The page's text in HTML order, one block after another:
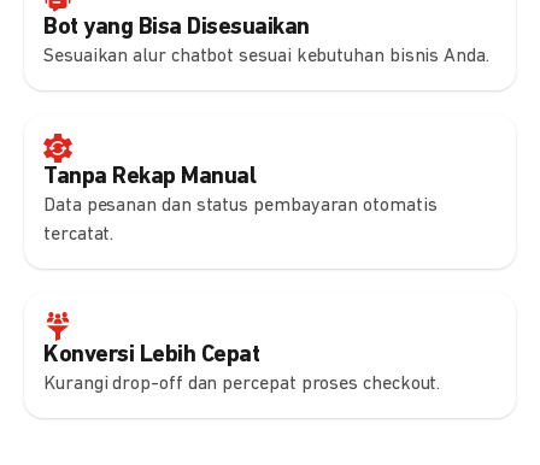
Bot yang Bisa Disesuaikan
Sesuaikan alur chatbot sesuai kebutuhan bisnis Anda.
Tanpa Rekap Manual
Data pesanan dan status pembayaran otomatis
tercatat.
Konversi Lebih Cepat
Kurangi drop-off dan percepat proses checkout.